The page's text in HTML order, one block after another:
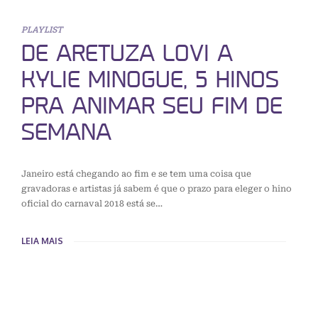
PLAYLIST
DE ARETUZA LOVI A
KYLIE MINOGUE, 5 HINOS
PRA ANIMAR SEU FIM DE
SEMANA
Janeiro está chegando ao fim e se tem uma coisa que
gravadoras e artistas já sabem é que o prazo para eleger o hino
oficial do carnaval 2018 está se…
LEIA MAIS